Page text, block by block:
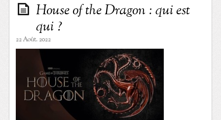
House of the Dragon : qui est
qui ?
22 Août. 2022